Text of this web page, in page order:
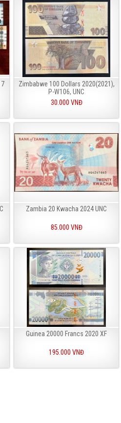
Zimbabwe 100 Dollars 2020(2021),
P-W106, UNC
30.000 VNĐ
Zambia 20 Kwacha 2024 UNC
85.000 VNĐ
Guinea 20000 Francs 2020 XF
195.000 VNĐ